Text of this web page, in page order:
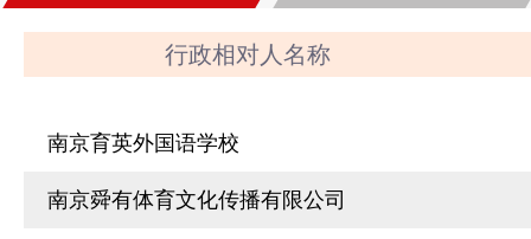
行政相对人名称
南京育英外国语学校
南京舜有体育文化传播有限公司